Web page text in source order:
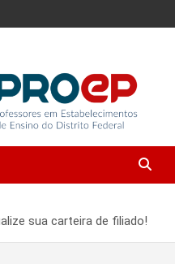
sua carteira de filiado!